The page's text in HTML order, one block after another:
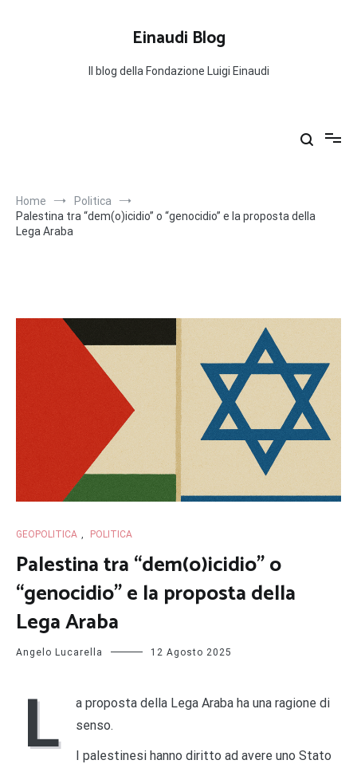
Einaudi Blog
Il blog della Fondazione Luigi Einaudi
Home
Politica
Palestina tra “dem(o)icidio” o “genocidio” e la proposta della
Lega Araba
GEOPOLITICA POLITICA
Palestina tra “dem(o)icidio” o
“genocidio” e la proposta della
Lega Araba
Angelo Lucarella 12 Agosto 2025
L
a proposta della Lega Araba ha una ragione di
senso.
I palestinesi hanno diritto ad avere uno Stato